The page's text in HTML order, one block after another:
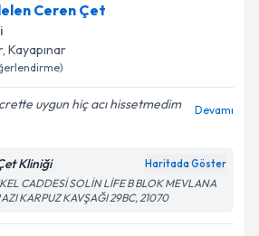
Ceren Çet
, Kayapınar
uygun hiç acı hissetmedim
Devamı
Kliniği Haritada Göster
CADDESİ SOLİN LİFE B BLOK MEVLANA
KARPUZ KAVŞAĞI 29BC, 21070